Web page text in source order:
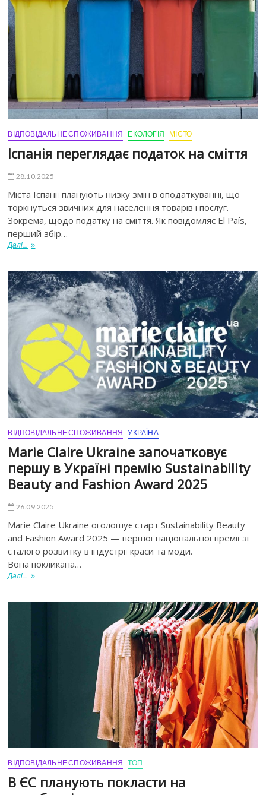
ВІДПОВІДАЛЬНЕ СПОЖИВАННЯ ЕКОЛОГІЯ МІСТО
Іспанія переглядає податок на сміття
28.10.2025
Міста Іспанії планують низку змін в оподаткуванні, що
торкнуться звичних для населення товарів і послуг.
Зокрема, щодо податку на сміття. Як повідомляє El País,
перший збір…
Далі...
ВІДПОВІДАЛЬНЕ СПОЖИВАННЯ УКРАЇНА
Marie Claire Ukraine започатковує
першу в Україні премію Sustainability
Beauty and Fashion Award 2025
26.09.2025
Marie Claire Ukraine оголошує старт Sustainability Beauty
and Fashion Award 2025 — першої національної премії зі
сталого розвитку в індустрії краси та моди.
Вона покликана…
Далі...
ВІДПОВІДАЛЬНЕ СПОЖИВАННЯ ТОП
В ЄС планують покласти на